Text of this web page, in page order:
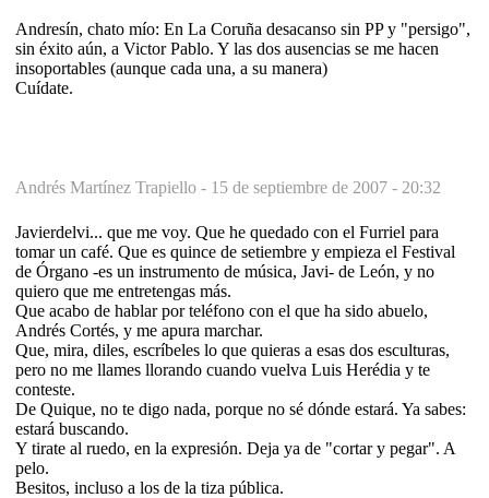
Andresín, chato mío: En La Coruña desacanso sin PP y "persigo",
sin éxito aún, a Victor Pablo. Y las dos ausencias se me hacen
insoportables (aunque cada una, a su manera)
Cuídate.
Andrés Martínez Trapiello - 15 de septiembre de 2007 - 20:32
Javierdelvi... que me voy. Que he quedado con el Furriel para
tomar un café. Que es quince de setiembre y empieza el Festival
de Órgano -es un instrumento de música, Javi- de León, y no
quiero que me entretengas más.
Que acabo de hablar por teléfono con el que ha sido abuelo,
Andrés Cortés, y me apura marchar.
Que, mira, diles, escríbeles lo que quieras a esas dos esculturas,
pero no me llames llorando cuando vuelva Luis Herédia y te
conteste.
De Quique, no te digo nada, porque no sé dónde estará. Ya sabes:
estará buscando.
Y tirate al ruedo, en la expresión. Deja ya de "cortar y pegar". A
pelo.
Besitos, incluso a los de la tiza pública.